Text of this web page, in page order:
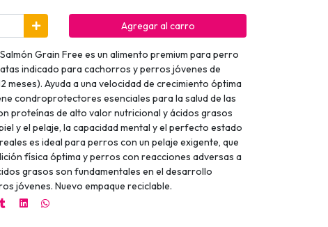
Agregar al carro
Grain Free es un alimento premium para perro
indicado para cachorros y perros jóvenes de
meses). Ayuda a una velocidad de crecimiento óptima
condroprotectores esenciales para la salud de las
proteínas de alto valor nutricional y ácidos grasos
y el pelaje, la capacidad mental y el perfecto estado
es ideal para perros con un pelaje exigente, que
física óptima y perros con reacciones adversas a
grasos son fundamentales en el desarrollo
jóvenes. Nuevo empaque reciclable.